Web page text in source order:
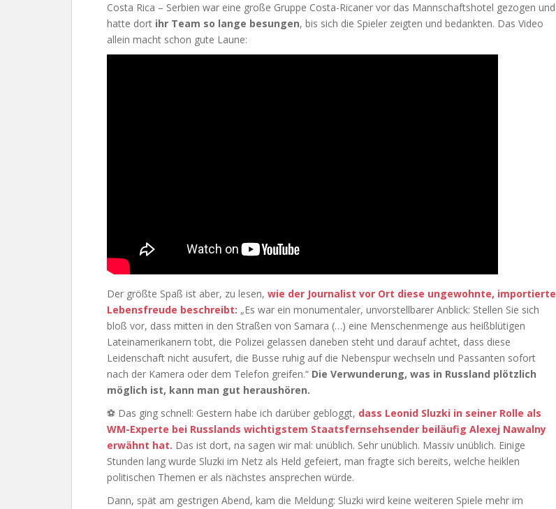
Costa Rica – Serbien war eine große Gruppe Costa-Ricaner vor das Mannschaftshotel gezogen und
hatte dort ihr Team so lange besungen, bis sich die Spieler zeigten und bedankten. Das Video
allein macht schon gute Laune:
Der größte Spaß ist aber, zu lesen, wie der Journalist vor Ort diese ungewohnte, importierte
Lebensfreude beschreibt: „Es war ein monumentaler, unvorstellbarer Anblick: Stellen Sie sich
bloß vor, dass mitten in den Straßen von Samara (…) eine Menschenmenge aus heißblütigen
Lateinamerikanern tobt, die Polizei gelassen daneben steht und darauf achtet, dass diese
Leidenschaft nicht ausufert, die Busse ruhig auf die Nebenspur wechseln und Passanten sofort
nach der Kamera oder dem Telefon greifen.“ Die Verwunderung, was in Russland plötzlich
möglich ist, kann man gut heraushören.
⚽ Das ging schnell: Gestern habe ich darüber gebloggt, dass Leonid Sluzki in seiner Rolle als
WM-Experte bei Russlands wichtigstem Staatsfernsehsender beiläufig Alexej Nawalny
erwähnt hat. Das ist dort, na sagen wir mal: unüblich. Sehr unüblich. Massiv unüblich. Einige
Stunden lang wurde Sluzki im Netz als Held gefeiert, man fragte sich bereits, welche heiklen
politischen Themen er als nächstes ansprechen würde.
Dann, spät am gestrigen Abend, kam die Meldung: Sluzki wird keine weiteren Spiele mehr im